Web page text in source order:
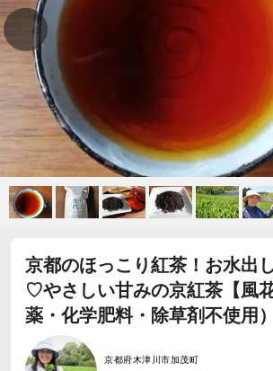
京都のほっこり紅茶！お水出
♡やさしい甘みの京紅茶【風
薬・化学肥料・除草剤不使用）
京都府木津川市加茂町